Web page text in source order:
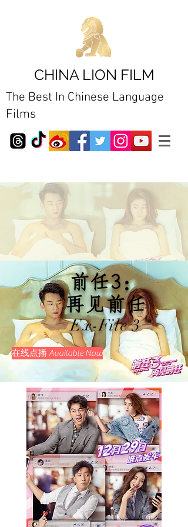
CHINA LION FILM
The Best In Chinese Language
Films
前任3：
​再见前任
Ex-File 3
在线点播 Available Now